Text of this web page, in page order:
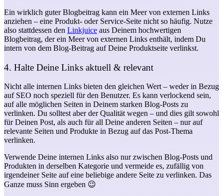
Ein wirklich guter Blogbeitrag kann ein Meer von externen Links
anziehen – eine Produkt- oder Service-Seite nicht so häufig. Nutze
also stattdessen den Linkjuice aus Deinem hochwertigen
Blogbeitrag, der ein Meer von externen Links enthält, indem Du
intern von dem Blog-Beitrag auf Deine Produktseite verlinkst.
4. Halte Deine Links aktuell & relevant
Nicht alle internen Links bieten den gleichen Wert – weder in Bezug
auf SEO noch speziell für den Benutzer. Es kann verlockend sein,
auf alle möglichen Seiten in Deinem starken Blog-Posts zu
verlinken. Du solltest aber der Qualität wegen – und dies gilt sowohl
für Deinen Post, als auch für all Deine anderen Seiten – nur auf
relevante Seiten und Produkte in Bezug auf das Post-Thema
verlinken.
Verwende Deine internen Links also nur zwischen Blog-Posts und
Produkten in derselben Kategorie und vermeide es, zufällig von
irgendeiner Seite auf eine beliebige andere Seite zu verlinken. Das
Ganze muss Sinn ergeben 😉